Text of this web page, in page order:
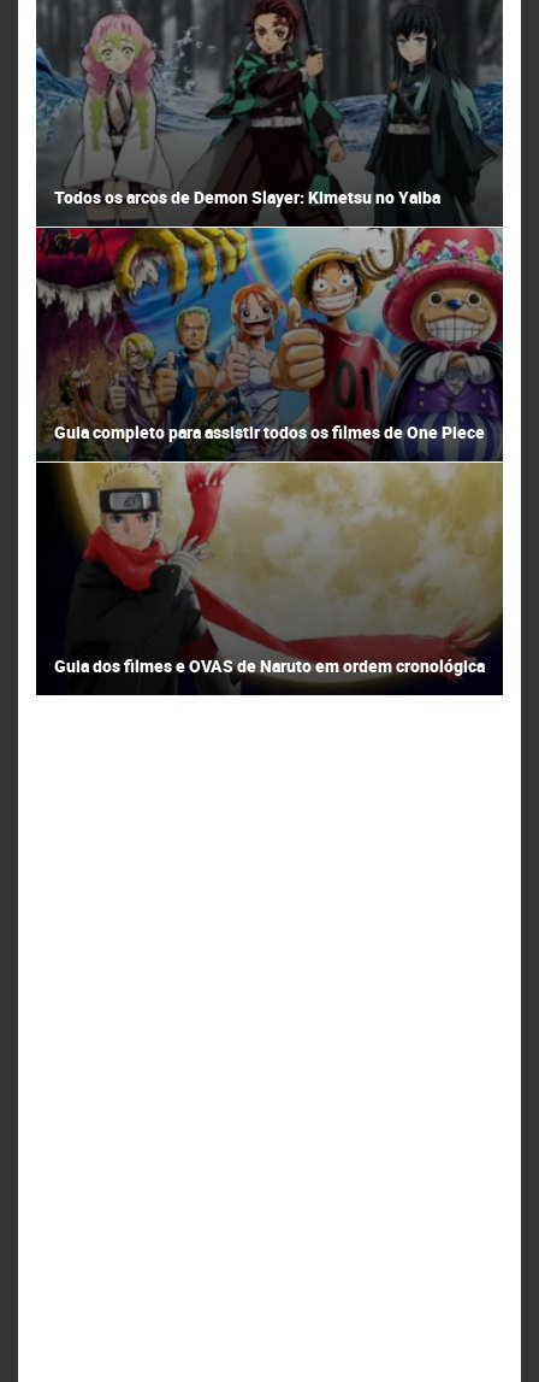
Todos os arcos de Demon Slayer: Kimetsu no Yaiba
Guia completo para assistir todos os filmes de One Piece
Guia dos filmes e OVAS de Naruto em ordem cronológica